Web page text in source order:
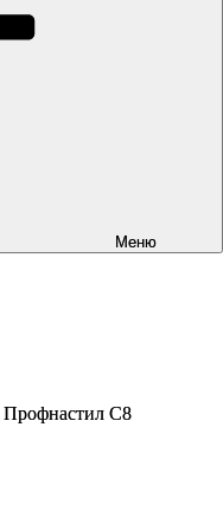
Меню
Профнастил С8